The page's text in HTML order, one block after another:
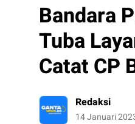
Bandara
Tuba
Catat CP
Redaksi
14 Januari